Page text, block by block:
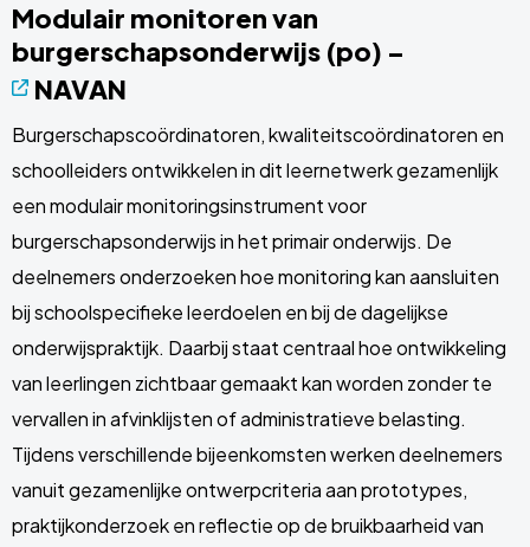
Modulair monitoren van
burgerschapsonderwijs (po) –
NAVAN
Burgerschapscoördinatoren, kwaliteitscoördinatoren en
schoolleiders ontwikkelen in dit leernetwerk gezamenlijk
een modulair monitoringsinstrument voor
burgerschapsonderwijs in het primair onderwijs. De
deelnemers onderzoeken hoe monitoring kan aansluiten
bij schoolspecifieke leerdoelen en bij de dagelijkse
onderwijspraktijk. Daarbij staat centraal hoe ontwikkeling
van leerlingen zichtbaar gemaakt kan worden zonder te
vervallen in afvinklijsten of administratieve belasting.
Tijdens verschillende bijeenkomsten werken deelnemers
vanuit gezamenlijke ontwerpcriteria aan prototypes,
praktijkonderzoek en reflectie op de bruikbaarheid van